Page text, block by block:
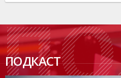
ПОДКАСТ